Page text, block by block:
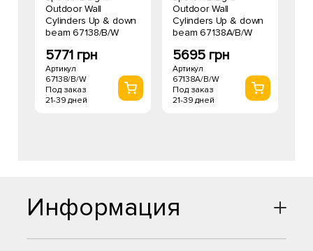
Outdoor Wall
Cylinders Up & down
beam 67138/B/W
5771 грн
Артикул
67138/B/W
Под заказ
21-39 дней
Outdoor Wall
Cylinders Up & down
beam 67138A/B/W
5695 грн
Артикул
67138A/B/W
Под заказ
21-39 дней
Информация